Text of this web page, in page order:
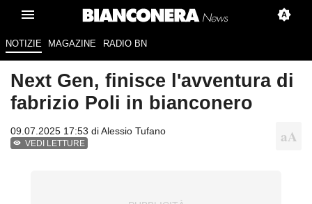
NOTIZIE MAGAZINE RADIO BN
Next Gen, finisce l'avventura di
fabrizio Poli in bianconero
09.07.2025 17:53 diAlessio Tufano
VEDI LETTURE